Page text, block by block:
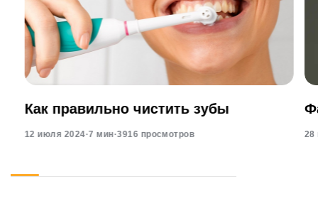
Как правильно чистить зубы
12 июля 2024·7 мин·3916 просмотров 28